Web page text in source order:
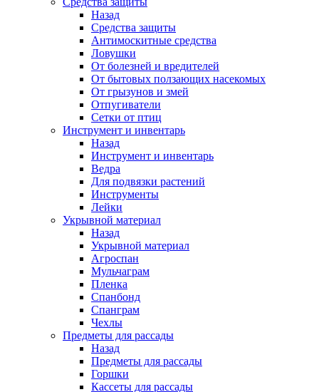
Назад
Средства защиты
Антимоскитные средства
Ловушки
От болезней и вредителей
От бытовых ползающих насекомых
От грызунов и змей
Отпугиватели
Сетки от птиц
Инструмент и инвентарь
Назад
Инструмент и инвентарь
Ведра
Для подвязки растений
Инструменты
Лейки
Укрывной материал
Назад
Укрывной материал
Агроспан
Мульчаграм
Пленка
Спанбонд
Спанграм
Чехлы
Предметы для рассады
Назад
Предметы для рассады
Горшки
Кассеты для рассады